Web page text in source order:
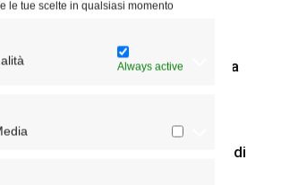
le tue scelte in qualsiasi momento
Always active
nuovo accesso alla cripta di Santa
Us Acli Roma, cominciato il torneo di